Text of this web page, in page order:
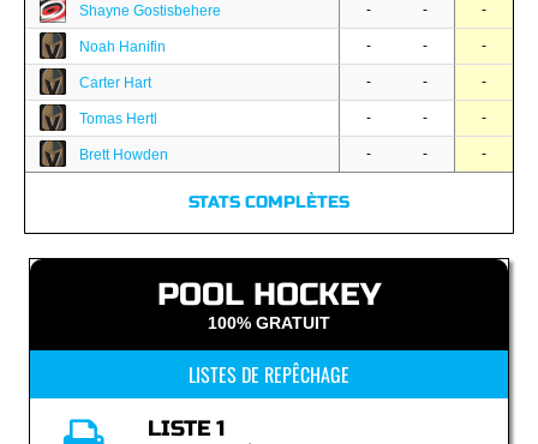
Shayne Gostisbehere - - -
Noah Hanifin - - -
Carter Hart - - -
Tomas Hertl - - -
Brett Howden - - -
STATS COMPLÈTES
POOL HOCKEY
100% GRATUIT
LISTES DE REPÊCHAGE
LISTE 1